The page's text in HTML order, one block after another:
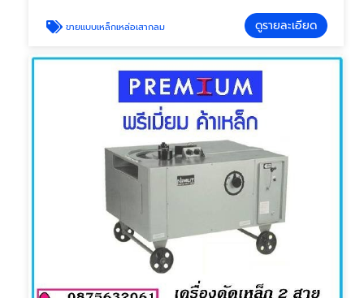
ขายแบบเหล็กเหล่อเสากลม ดูรายละเอียด